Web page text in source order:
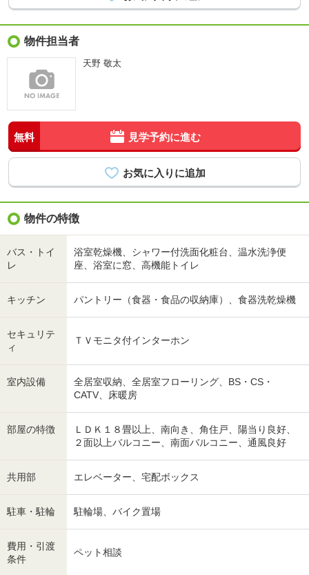
物件担当者
天野 敬太
無料 見学予約に進む
物件の特徴
バス・トイ
レ
浴室乾燥機、シャワー付洗面化粧台、温水洗浄便
座、浴室に窓、高機能トイレ
キッチン パントリー（食器・食品の収納庫）、食器洗乾燥機
セキュリテ
ィ
ＴＶモニタ付インターホン
室内設備
全居室収納、全居室フローリング、BS・CS・
CATV、床暖房
部屋の特徴
ＬＤＫ１８畳以上、南向き、角住戸、陽当り良好、
２面以上バルコニー、南面バルコニー、通風良好
共用部 エレベーター、宅配ボックス
駐車・駐輪 駐輪場、バイク置場
費用・引渡
条件
ペット相談